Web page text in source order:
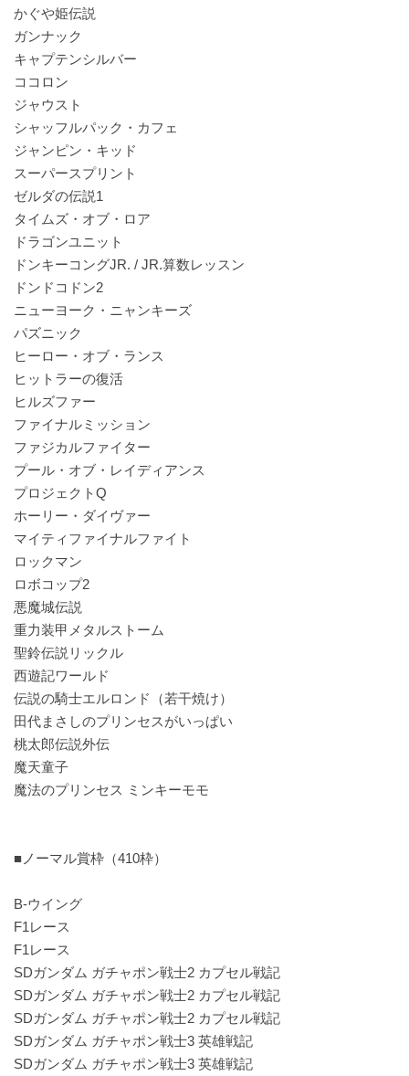
かぐや姫伝説
ガンナック
キャプテンシルバー
ココロン
ジャウスト
シャッフルパック・カフェ
ジャンピン・キッド
スーパースプリント
ゼルダの伝説1
タイムズ・オブ・ロア
ドラゴンユニット
ドンキーコングJR. / JR.算数レッスン
ドンドコドン2
ニューヨーク・ニャンキーズ
パズニック
ヒーロー・オブ・ランス
ヒットラーの復活
ヒルズファー
ファイナルミッション
ファジカルファイター
プール・オブ・レイディアンス
プロジェクトQ
ホーリー・ダイヴァー
マイティファイナルファイト
ロックマン
ロボコップ2
悪魔城伝説
重力装甲メタルストーム
聖鈴伝説リックル
西遊記ワールド
伝説の騎士エルロンド（若干焼け）
田代まさしのプリンセスがいっぱい
桃太郎伝説外伝
魔天童子
魔法のプリンセス ミンキーモモ
■ノーマル賞枠（410枠）
B-ウイング
F1レース
F1レース
SDガンダム ガチャポン戦士2 カプセル戦記
SDガンダム ガチャポン戦士2 カプセル戦記
SDガンダム ガチャポン戦士2 カプセル戦記
SDガンダム ガチャポン戦士3 英雄戦記
SDガンダム ガチャポン戦士3 英雄戦記